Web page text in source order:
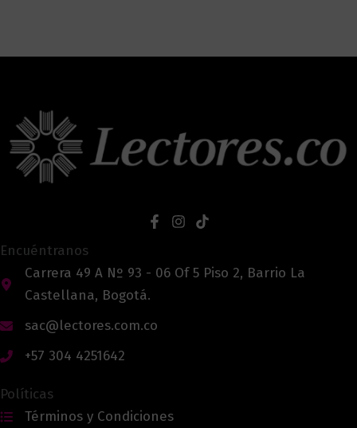
Encuéntranos
Carrera 49 A Nº 93 - 06 Of 5 Piso 2, Barrio La
Castellana, Bogotá.
sac@lectores.com.co
+57 304 4251642
Políticas
Términos y Condiciones